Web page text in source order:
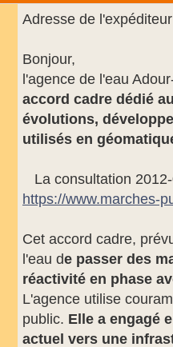
Adresse de
Bonjour,
l'agence de l'eau
accord cadre dédié
évolutions,
utilisés en
La consultation
https://www.marches-
Cet accord cadre,
l'eau de passer des
réactivité en phase
L'agence utilise
public. Elle a engagé
actuel vers une